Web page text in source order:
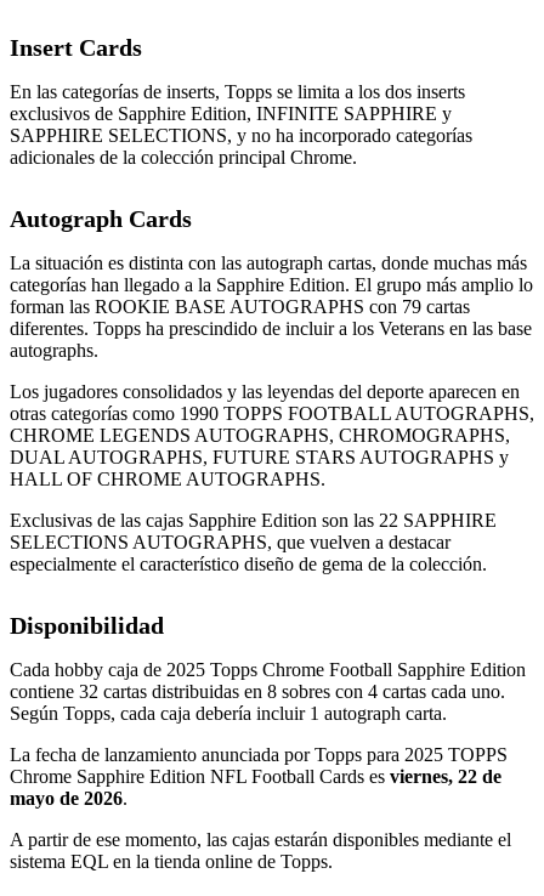
Insert Cards
En las categorías de inserts, Topps se limita a los dos inserts
exclusivos de Sapphire Edition, INFINITE SAPPHIRE y
SAPPHIRE SELECTIONS, y no ha incorporado categorías
adicionales de la colección principal Chrome.
Autograph Cards
La situación es distinta con las autograph cartas, donde muchas más
categorías han llegado a la Sapphire Edition. El grupo más amplio lo
forman las ROOKIE BASE AUTOGRAPHS con 79 cartas
diferentes. Topps ha prescindido de incluir a los Veterans en las base
autographs.
Los jugadores consolidados y las leyendas del deporte aparecen en
otras categorías como 1990 TOPPS FOOTBALL AUTOGRAPHS,
CHROME LEGENDS AUTOGRAPHS, CHROMOGRAPHS,
DUAL AUTOGRAPHS, FUTURE STARS AUTOGRAPHS y
HALL OF CHROME AUTOGRAPHS.
Exclusivas de las cajas Sapphire Edition son las 22 SAPPHIRE
SELECTIONS AUTOGRAPHS, que vuelven a destacar
especialmente el característico diseño de gema de la colección.
Disponibilidad
Cada hobby caja de 2025 Topps Chrome Football Sapphire Edition
contiene 32 cartas distribuidas en 8 sobres con 4 cartas cada uno.
Según Topps, cada caja debería incluir 1 autograph carta.
La fecha de lanzamiento anunciada por Topps para 2025 TOPPS
Chrome Sapphire Edition NFL Football Cards es viernes, 22 de
mayo de 2026.
A partir de ese momento, las cajas estarán disponibles mediante el
sistema EQL en la tienda online de Topps.